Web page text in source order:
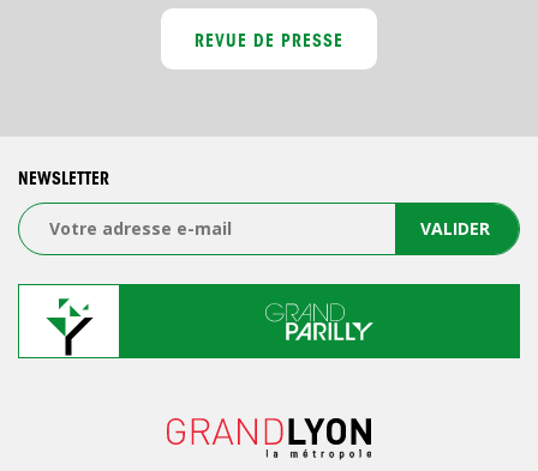
REVUE DE PRESSE
NEWSLETTER
VALIDER